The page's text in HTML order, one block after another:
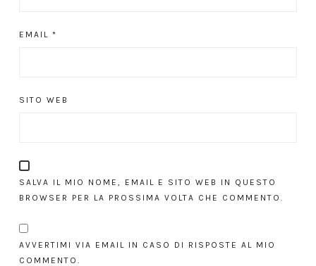
EMAIL *
SITO WEB
SALVA IL MIO NOME, EMAIL E SITO WEB IN QUESTO
BROWSER PER LA PROSSIMA VOLTA CHE COMMENTO.
AVVERTIMI VIA EMAIL IN CASO DI RISPOSTE AL MIO
COMMENTO.